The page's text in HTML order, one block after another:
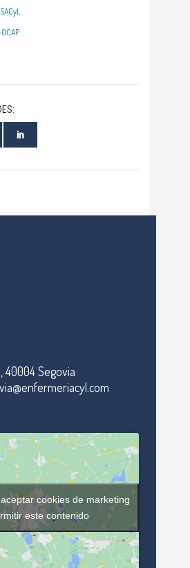
40004 Segovia
cookies de marketing
este contenido